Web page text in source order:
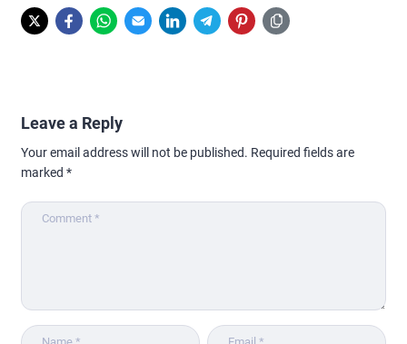
Leave a Reply
Your email address will not be published. Required fields are
marked *